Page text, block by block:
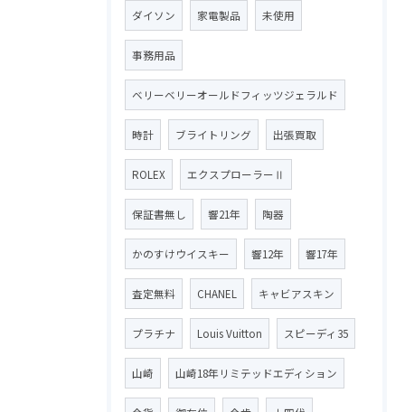
ダイソン 家電製品 未使用
事務用品
ベリーベリーオールドフィッツジェラルド
時計 ブライトリング 出張買取
ROLEX エクスプローラーⅡ
保証書無し 響21年 陶器
かのすけウイスキー 響12年 響17年
査定無料 CHANEL キャビアスキン
プラチナ Louis Vuitton スピーディ35
山崎 山崎18年リミテッドエディション